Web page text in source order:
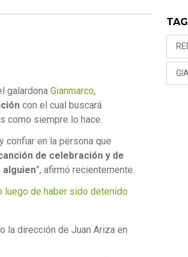
galardona Gianmarco,
con el cual buscará
como siempre lo hace.
confiar en la persona que
de celebración y de
alguien”, afirmó recientemente.
luego de haber sido detenido
la dirección de Juan Ariza en